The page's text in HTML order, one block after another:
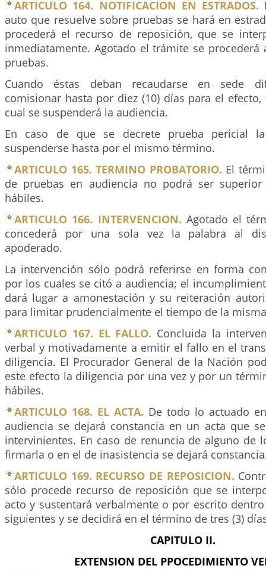
ARTICULO 164. NOTIFICACION EN ESTRADOS.
auto que resuelve sobre pruebas se hará en
procederá el recurso de reposición, que se
inmediatamente. Agotado el trámite se procederá
pruebas.
Cuando éstas deban recaudarse en sede
comisionar hasta por diez (10) días para el
cual se suspenderá la audiencia.
En caso de que se decrete prueba pericial
suspenderse hasta por el mismo término.
ARTICULO 165. TERMINO PROBATORIO. El
de pruebas en audiencia no podrá ser
hábiles.
ARTICULO 166. INTERVENCION. Agotado el
concederá por una sola vez la palabra al
apoderado.
La intervención sólo podrá referirse en forma
por los cuales se citó a audiencia; el
dará lugar a amonestación y su reiteración
para limitar prudencialmente el tiempo de la
ARTICULO 167. EL FALLO. Concluida la
verbal y motivadamente a emitir el fallo en el
diligencia. El Procurador General de la Nación
este efecto la diligencia por una vez y por un
hábiles.
ARTICULO 168. EL ACTA. De todo lo actuado
audiencia se dejará constancia en un acta que
intervinientes. En caso de renuncia de alguno de
firmarla o en el de inasistencia se dejará
ARTICULO 169. RECURSO DE REPOSICION.
sólo procede recurso de reposición que se
acto y sustentará verbalmente o por escrito
siguientes y se decidirá en el término de tres (3)
CAPITULO II.
EXTENSION DEL PPOCEDIMIENTO